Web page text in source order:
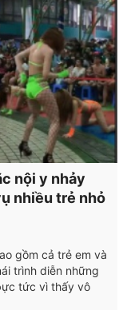
nội y nhảy
nhiều trẻ nhỏ
gồm cả trẻ em và
trình diễn những
tức vì thấy vô